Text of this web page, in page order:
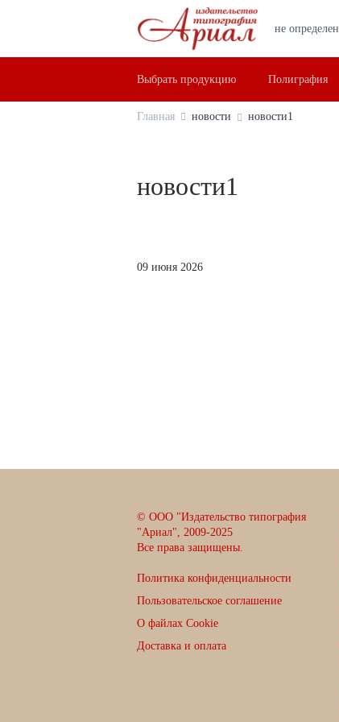
не определен
Выбрать продукцию Полиграфия
Главная новости новости1
новости1
09 июня 2026
© ООО "Издательство типография
"Ариал", 2009-2025
Все права защищены.
Политика конфиденциальности
Пользовательское соглашение
О файлах Cookie
Доставка и оплата